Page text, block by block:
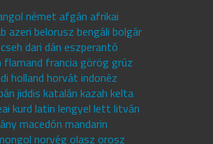
német afgán afrikai
azeri belorusz bengáli bolgár
dari dán eszperantó
francia görög grúz
holland horvát indonéz
jiddis katalán kazah kelta
kurd latin lengyel lett litván
macedón mandarin
norvég olasz orosz